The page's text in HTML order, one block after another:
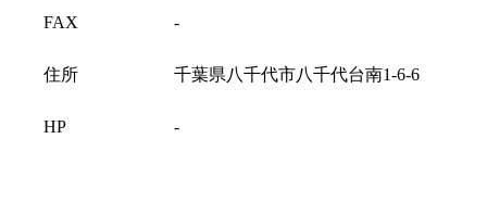
FAX -
住所 千葉県八千代市八千代台南1-6-6
HP -